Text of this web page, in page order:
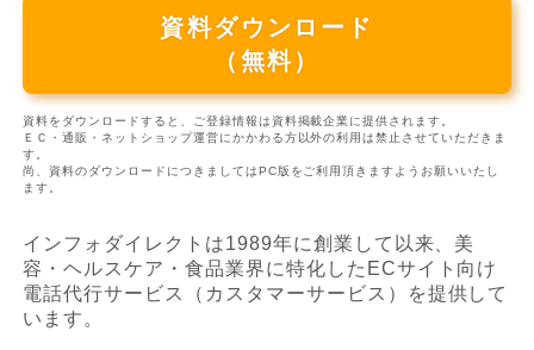
資料ダウンロード
（無料）
資料をダウンロードすると、ご登録情報は資料掲載企業に提供されます。
ＥＣ・通販・ネットショップ運営にかかわる方以外の利用は禁止させていただきま
す。
尚、資料のダウンロードにつきましてはPC版をご利用頂きますようお願いいたし
ます。
インフォダイレクトは1989年に創業して以来、美
容・ヘルスケア・食品業界に特化したECサイト向け
電話代行サービス（カスタマーサービス）を提供して
います。